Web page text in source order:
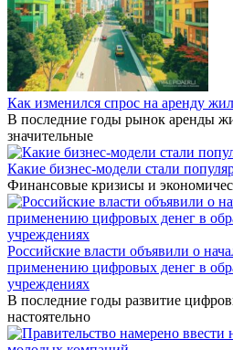
Как изменился спрос на аренду
В последние годы рынок аренды
значительные
Какие бизнес-модели стали
Финансовые кризисы и
Российские власти объявили о
применению цифровых денег в
учреждениях
В последние годы развитие
настоятельно